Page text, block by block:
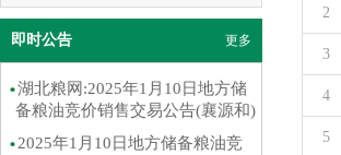
即时公告 更多
湖北粮网:2025年1月10日地方储
备粮油竞价销售交易公告(襄源和)
2025年1月10日地方储备粮油竞
2
3
4
5